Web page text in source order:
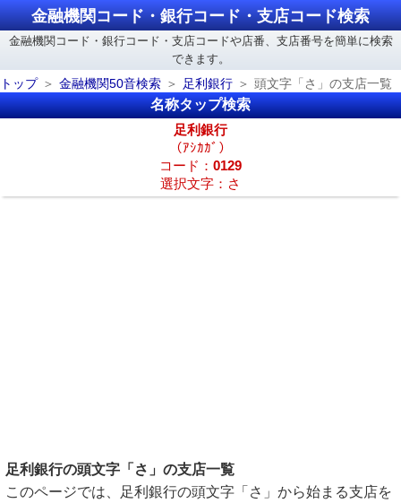
金融機関コード・銀行コード・支店コード検索
金融機関コード・銀行コード・支店コードや店番、支店番号を簡単に検索
できます。
トップ
金融機関50音検索 足利銀行 頭文字「さ」の支店一覧
名称タップ検索
足利銀行
（ｱｼｶｶﾞ）
コード： 0129
選択文字：さ
足利銀行の頭文字「さ」の支店一覧
このページでは、足利銀行の頭文字「さ」から始まる支店を